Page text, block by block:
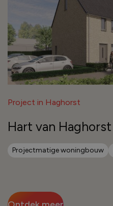
Project in Haghorst
Hart van Haghorst
Projectmatige woningbouw